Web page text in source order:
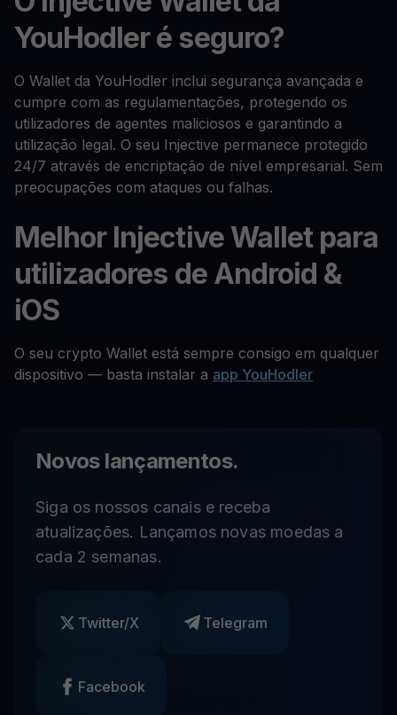
YouHodler é seguro?
O Wallet da YouHodler inclui segurança avançada e
cumpre com as regulamentações, protegendo os
utilizadores de agentes maliciosos e garantindo a
utilização legal. O seu Injective permanece protegido
24/7 através de encriptação de nível empresarial. Sem
preocupações com ataques ou falhas.
Melhor Injective Wallet para
utilizadores de Android &
iOS
O seu crypto Wallet está sempre consigo em qualquer
dispositivo — basta instalar a app YouHodler
Novos lançamentos.
Siga os nossos canais e receba
atualizações. Lançamos novas moedas a
cada 2 semanas.
Twitter/X Telegram
Facebook